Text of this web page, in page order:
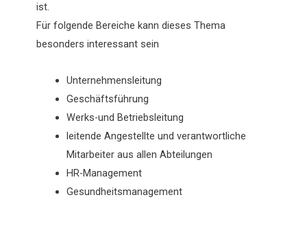
ist.
Für folgende Bereiche kann dieses Thema
besonders interessant sein
Unternehmensleitung
Geschäftsführung
Werks-und Betriebsleitung
leitende Angestellte und verantwortliche
Mitarbeiter aus allen Abteilungen
HR-Management
Gesundheitsmanagement